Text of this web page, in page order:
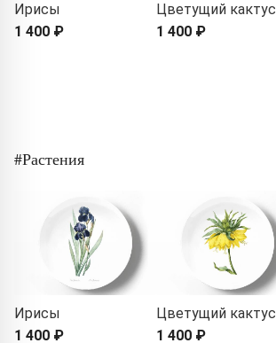
Ирисы
1 400 ₽
Цветущий кактус
1 400 ₽
#Растения
Ирисы
1 400 ₽
Цветущий кактус
1 400 ₽